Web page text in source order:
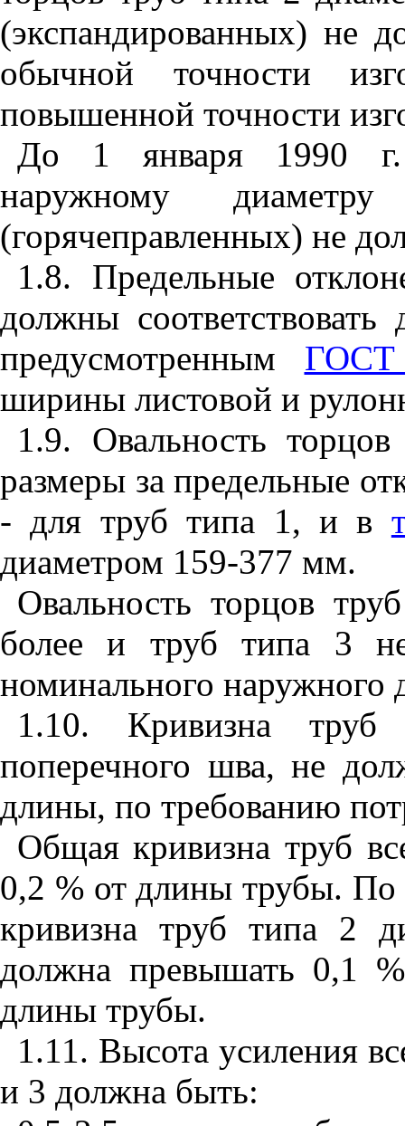
(экспандированных) не
обычной точности
повышенной точности
До 1 января 1990 г.
наружному
(горячеправленных) не
1.8. Предельные
должны
предусмотренным ГОСТ
ширины листовой и
1.9. Овальность
размеры за предельные
- для труб типа 1, и в
диаметром 159-377 мм.
Овальность торцов
более и труб типа 3
номинального наружного
1.10. Кривизна
поперечного шва, не
длины, по требованию
Общая кривизна труб
0,2 % от длины трубы. По
кривизна труб типа 2
должна превышать 0,1
длины трубы.
1.11. Высота усиления
и 3 должна быть: